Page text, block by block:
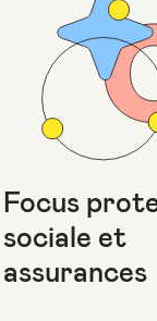
Focus
sociale et
assurances